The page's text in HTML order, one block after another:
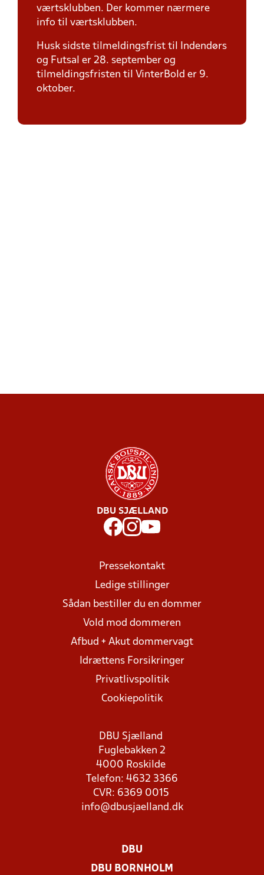
værtsklubben. Der kommer nærmere
info til værtsklubben.
Husk sidste tilmeldingsfrist til Indendørs
og Futsal er 28. september og
tilmeldingsfristen til VinterBold er 9.
oktober.
DBU SJÆLLAND
Pressekontakt
Ledige stillinger
Sådan bestiller du en dommer
Vold mod dommeren
Afbud + Akut dommervagt
Idrættens Forsikringer
Privatlivspolitik
Cookiepolitik
DBU Sjælland
Fuglebakken 2
4000 Roskilde
Telefon: 4632 3366
CVR: 6369 0015
info@dbusjaelland.dk
DBU
DBU BORNHOLM